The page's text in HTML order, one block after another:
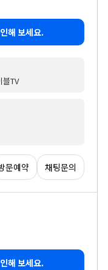
해 보세요.
블TV
문예약 채팅문의
해 보세요.